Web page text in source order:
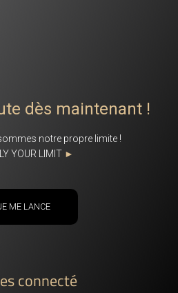
dès maintenant !
notre propre limite !
YOUR LIMIT ►
ME LANCE
connecté